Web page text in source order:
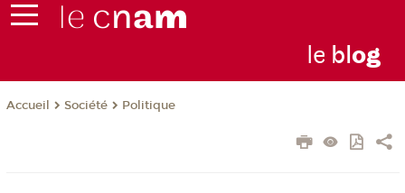
le blog
Accueil Société Politique